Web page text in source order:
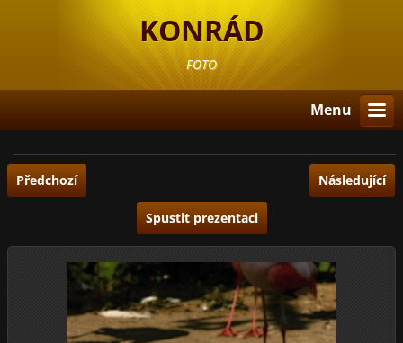
KONRÁD
FOTO
Menu
Předchozí Následující
Spustit prezentaci